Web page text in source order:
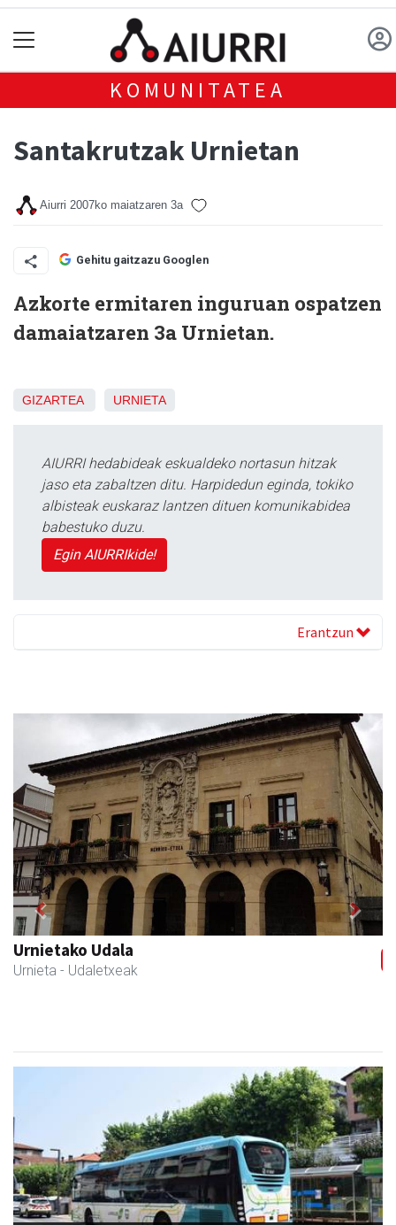
KOMUNITATEA
Santakrutzak Urnietan
Aiurri 2007ko maiatzaren 3a
Gehitu gaitzazu Googlen
Azkorte ermitaren inguruan ospatzen
damaiatzaren 3a Urnietan.
GIZARTEA URNIETA
AIURRI hedabideak eskualdeko nortasun hitzak
jaso eta zabaltzen ditu. Harpidedun eginda, tokiko
albisteak euskaraz lantzen dituen komunikabidea
babestuko duzu.
Egin AIURRIkide!
Erantzun
Guria
Urnieta - Jatetxeak
Previous Next